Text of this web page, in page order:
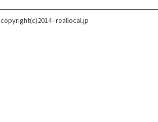
copyright(c)2014- reallocal.jp